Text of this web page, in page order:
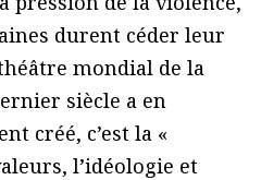
durent céder leur
mondial de la
siècle a en
créé, c’est la «
l’idéologie et